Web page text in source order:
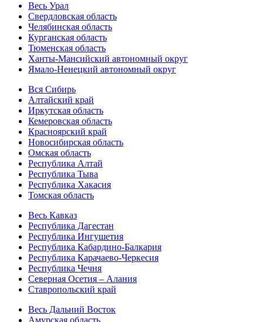
Весь Урал
Свердловская область
Челябинская область
Курганская область
Тюменская область
Ханты-Мансийский автономный округ
Ямало-Ненецкий автономный округ
Вся Сибирь
Алтайский край
Иркутская область
Кемеровская область
Красноярский край
Новосибирская область
Омская область
Республика Алтай
Республика Тыва
Республика Хакасия
Томская область
Весь Кавказ
Республика Дагестан
Республика Ингушетия
Республика Кабардино-Балкария
Республика Карачаево-Черкесия
Республика Чечня
Северная Осетия – Алания
Ставропольский край
Весь Дальний Восток
Амурская область